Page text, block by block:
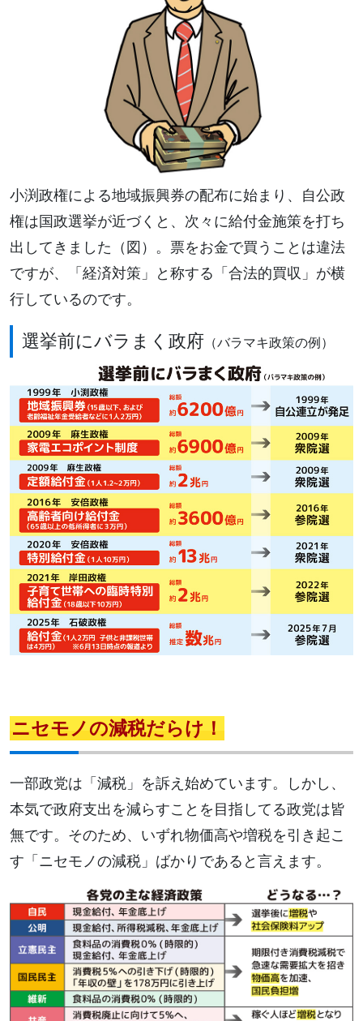
小渕政権による地域振興券の配布に始まり、自公政
権は国政選挙が近づくと、次々に給付金施策を打ち
出してきました（図）。票をお金で買うことは違法
ですが、「経済対策」と称する「合法的買収」が横
行しているのです。
選挙前にバラまく政府 （バラマキ政策の例）
ニセモノの減税だらけ！
一部政党は「減税」を訴え始めています。しかし、
本気で政府支出を減らすことを目指してる政党は皆
無です。そのため、いずれ物価高や増税を引き起こ
す「ニセモノの減税」ばかりであると言えます。